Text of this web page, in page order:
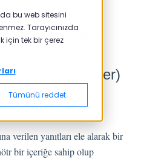
bu web sitesini
Tarayıcınızda
için tek bir çerez
Tümünü reddet
müşteri
emojiler
Analyzer)
verilen yanıtları ele alarak bir
bir içeriğe sahip olup